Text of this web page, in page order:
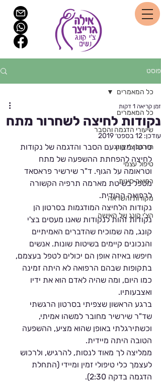
פוסט
כל המאמרים
שיעורי הדגמה והסבר
תירגול צ'י קונג
טיפול עצמי
רפואה סינית
מקורות והשראה
הצ'י קונג של האישה
כל המאמרים
נקודות לחיצה לשחרור מתח
זמן קריאה 1 דקות
עודכן: 12 בספט׳ 2019
סרטון מצוין עם הסבר והדגמה של נקודות
לחיצה להפחתת ההשפעה של מתח
וטראומה על הגוף. ד"ר שירשיר פראסאד
מטפל בשיטת מארמה תרפיה הקשורה
לרפואה ההודית.
נקודות הלחיצה המודגמות בסרטון הן
נקודות זהות לנקודות שאנו מעסים בצ'י
קונג, מה שמוכיח שהדברים האמיתיים
והנכונים קיימים בשיטות שונות. אנשים
חיפשו באיזה אופן הם יכולים לטפל בעצמם,
בתקופות שבהם הרפואה לא היתה זמינה
כמו היום, ומה שהיה לאדם הוא את ידיו
ואצבעותיו.
ברגע הראשון שצפיתי בסרטון הרגשתי
שד"ר שירשיר מחובר למשהו אמיתי,
וכשתירגלתי באופן שהוא מציע, ההשפעה
הטובה היתה מיידית.
ממליצה לך מאוד לנסות, להרגיש, ולרכוש
לעצמך כלי טיפולי זמין ומיידי (התחלת
הדגמה בדקה 2:30).